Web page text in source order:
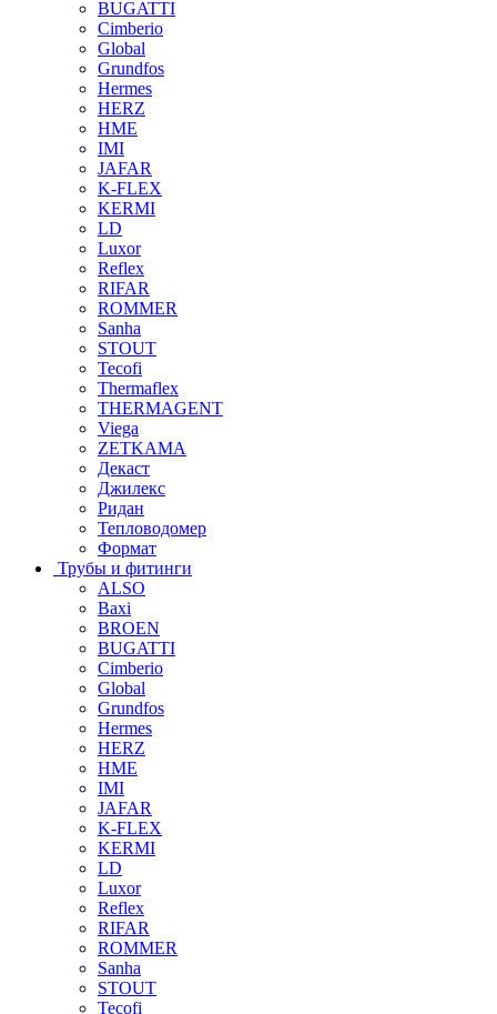
BUGATTI
Cimberio
Global
Grundfos
Hermes
HERZ
HME
IMI
JAFAR
K-FLEX
KERMI
LD
Luxor
Reflex
RIFAR
ROMMER
Sanha
STOUT
Tecofi
Thermaflex
THERMAGENT
Viega
ZETKAMA
Декаст
Джилекс
Ридан
Тепловодомер
Формат
Трубы и фитинги
ALSO
Baxi
BROEN
BUGATTI
Cimberio
Global
Grundfos
Hermes
HERZ
HME
IMI
JAFAR
K-FLEX
KERMI
LD
Luxor
Reflex
RIFAR
ROMMER
Sanha
STOUT
Tecofi